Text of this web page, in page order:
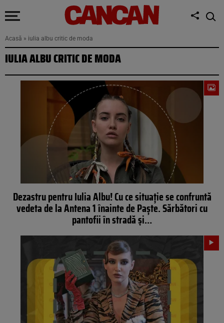
Acasă » iulia albu critic de moda
IULIA ALBU CRITIC DE MODA
Dezastru pentru Iulia Albu! Cu ce situație se confruntă
vedeta de la Antena 1 înainte de Paşte. Sărbători cu
pantofii în stradă şi…